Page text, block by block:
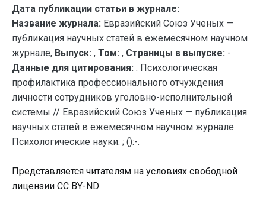
Дата публикации статьи в журнале:
Название журнала: Евразийский Союз Ученых —
публикация научных статей в ежемесячном научном
журнале, Выпуск: , Том: , Страницы в выпуске: -
Данные для цитирования: . Психологическая
профилактика профессионального отчуждения
личности сотрудников уголовно-исполнительной
системы // Евразийский Союз Ученых — публикация
научных статей в ежемесячном научном журнале.
Психологические науки. ; ():-.
Представляется читателям на условиях свободной
лицензии CC BY-ND